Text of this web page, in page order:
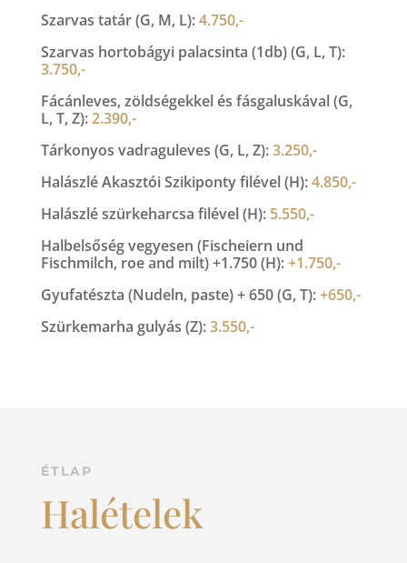
Szarvas tatár (G, M, L):4.750,-
Szarvas hortobágyi palacsinta (1db) (G, L, T):
3.750,-
Fácánleves, zöldségekkel és fásgaluskával (G,
L, T, Z):2.390,-
Tárkonyos vadraguleves (G, L, Z):3.250,-
Halászlé Akasztói Szikiponty filével (H):4.850,-
Halászlé szürkeharcsa filével (H): 5.550,-
Halbelsőség vegyesen (Fischeiern und
Fischmilch, roe and milt) +1.750 (H):+1.750,-
Gyufatészta (Nudeln, paste) + 650 (G, T):+650,-
Szürkemarha gulyás (Z):3.550,-
ÉTLAP
Halételek